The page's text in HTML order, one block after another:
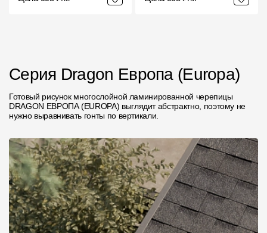
Серия Dragon Европа (Europa)
Готовый рисунок многослойной ламинированной черепицы
DRAGON ЕВРОПА (EUROPA) выглядит абстрактно, поэтому не
нужно выравнивать гонты по вертикали.